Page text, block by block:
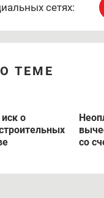
сетях:
ТЕМЕ
о
со